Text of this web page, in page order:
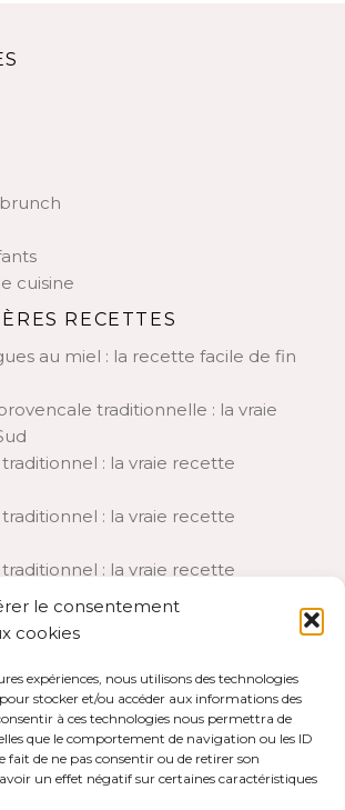
le consentement
cookies
expériences, nous utilisons des technologies
pour stocker et/ou accéder aux informations des
à ces technologies nous permettra de
que le comportement de navigation ou les ID
fait de ne pas consentir ou de retirer son
un effet négatif sur certaines caractéristiques
cuisine
RECETTES
au miel : la recette facile de fin
traditionnelle : la vraie
: la vraie recette
: la vraie recette
: la vraie recette
à la parmigiana : la recette italienne
lait de coco et framboises : le petit-
rafraîchissant
framboises : la recette moelleuse